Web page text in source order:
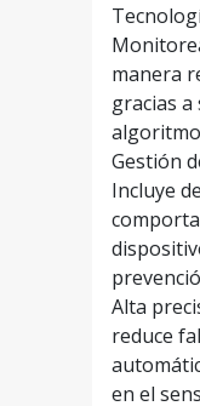
manera
gracias
Gestión
Incluye
Alta
reduce
en el